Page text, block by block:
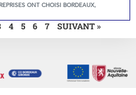
ONT CHOISI BORDEAUX,
4 5 6 7 SUIVANT »